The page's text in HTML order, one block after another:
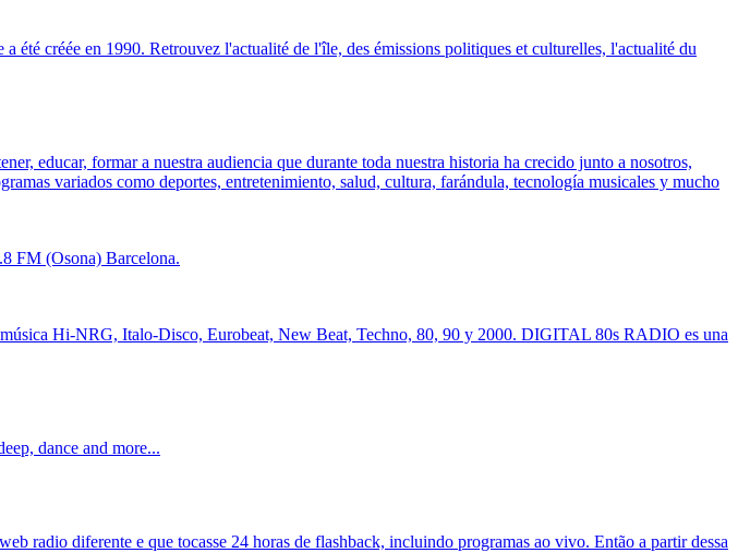
créée en 1990. Retrouvez l'actualité de l'île, des émissions politiques et culturelles, l'actualité du
educar, formar a nuestra audiencia que durante toda nuestra historia ha crecido junto a nosotros,
variados como deportes, entretenimiento, salud, cultura, farándula, tecnología musicales y mucho
FM (Osona) Barcelona.
Hi-NRG, Italo-Disco, Eurobeat, New Beat, Techno, 80, 90 y 2000. DIGITAL 80s RADIO es una
dance and more...
diferente e que tocasse 24 horas de flashback, incluindo programas ao vivo. Então a partir dessa